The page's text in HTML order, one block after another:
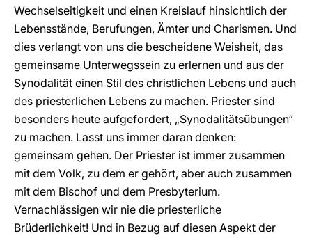
Wechselseitigkeit und einen Kreislauf hinsichtlich der
Lebensstände, Berufungen, Ämter und Charismen. Und
dies verlangt von uns die bescheidene Weisheit, das
gemeinsame Unterwegssein zu erlernen und aus der
Synodalität einen Stil des christlichen Lebens und auch
des priesterlichen Lebens zu machen. Priester sind
besonders heute aufgefordert, „Synodalitätsübungen“
zu machen. Lasst uns immer daran denken:
gemeinsam gehen. Der Priester ist immer zusammen
mit dem Volk, zu dem er gehört, aber auch zusammen
mit dem Bischof und dem Presbyterium.
Vernachlässigen wir nie die priesterliche
Brüderlichkeit! Und in Bezug auf diesen Aspekt der